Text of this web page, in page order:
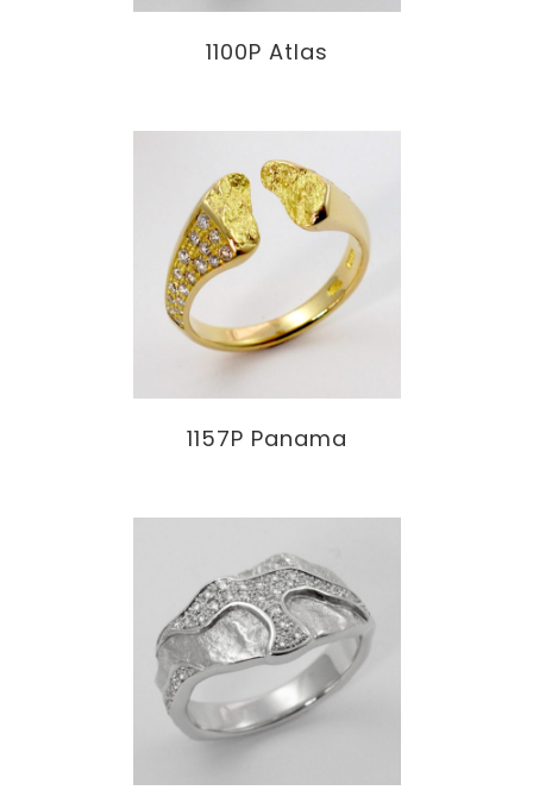
1100P Atlas
1157P Panama